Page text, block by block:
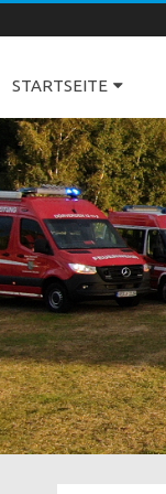
STARTSEITE